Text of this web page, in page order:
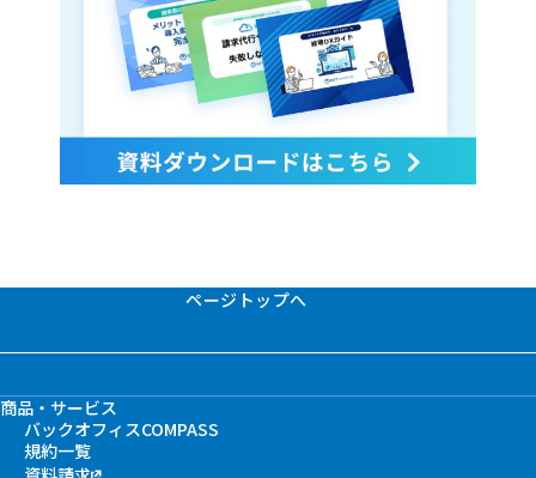
ページトップへ
商品・サービス
バックオフィスCOMPASS
規約一覧